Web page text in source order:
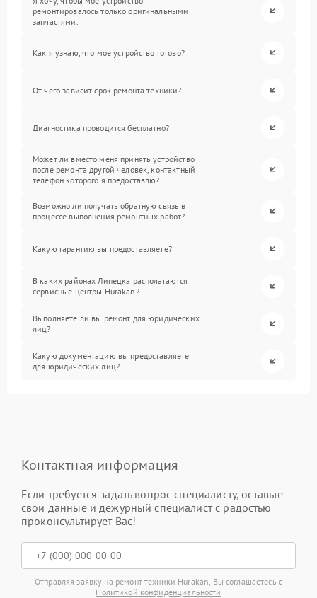
ремонтировалось только оригинальными
запчастями.
Как я узнаю, что мое устройство готово?
От чего зависит срок ремонта техники?
Диагностика проводится бесплатно?
Может ли вместо меня принять устройство
после ремонта другой человек, контактный
телефон которого я предоставлю?
Возможно ли получать обратную связь в
процессе выполнения ремонтных работ?
Какую гарантию вы предоставляете?
В каких районах Липецка располагаются
сервисные центры Hurakan?
Выполняете ли вы ремонт для юридических
лиц?
Какую документацию вы предоставляете
для юридических лиц?
Контактная информация
Если требуется задать вопрос специалисту, оставьте
свои данные и дежурный специалист с радостью
проконсультирует Вас!
Отправляя заявку на ремонт техники Hurakan, Вы соглашаетесь с
Политикой конфиденциальности